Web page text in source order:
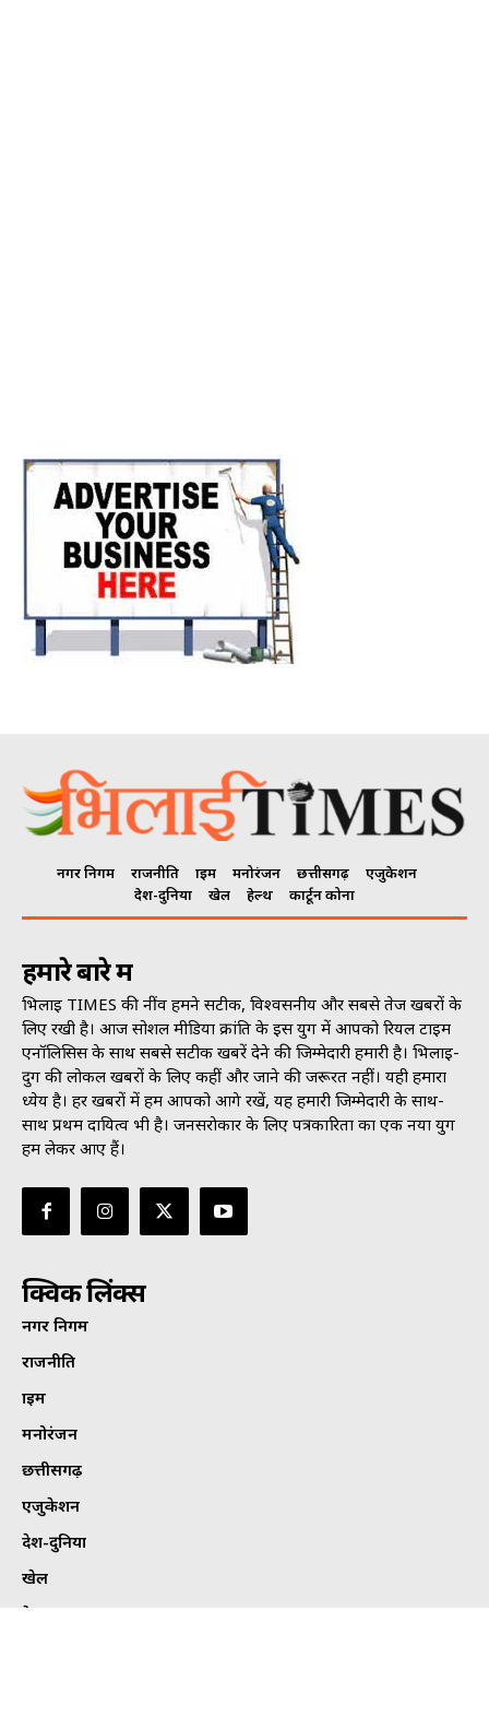
नगर निगम राजनीति क्राइम मनोरंजन छत्तीसगढ़
एजुकेशन
देश-दुनिया
खेल हेल्थ कार्टून कोना
हमारे बारे में
भिलाई TIMES की नींव हमने सटीक, विश्वसनीय और सबसे तेज खबरों के
लिए रखी है। आज सोशल मीडिया क्रांति के इस युग में आपको रियल टाइम
एनॉलिसिस के साथ सबसे सटीक खबरें देने की जिम्मेदारी हमारी है। भिलाई-
दुर्ग की लोकल खबरों के लिए कहीं और जाने की जरूरत नहीं। यही हमारा
ध्येय है। हर खबरों में हम आपको आगे रखें, यह हमारी जिम्मेदारी के साथ-
साथ प्रथम दायित्व भी है। जनसराेकार के लिए पत्रकारिता का एक नया युग
हम लेकर आए हैं।
क्विक लिंक्स
नगर निगम
राजनीति
क्राइम
मनोरंजन
छत्तीसगढ़
एजुकेशन
देश-दुनिया
खेल
हेल्थ